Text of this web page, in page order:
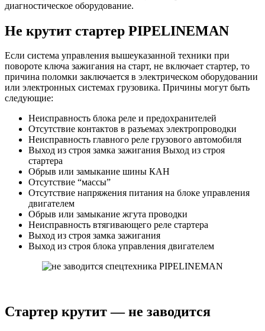
диагностическое оборудование.
Не крутит стартер PIPELINEMAN
Если система управления вышеуказанной техники при
повороте ключа зажигания на старт, не включает стартер, то
причина поломки заключается в электрическом оборудовании
или электронных системах грузовика. Причины могут быть
следующие:
Неисправность блока реле и предохранителей
Отсутствие контактов в разъемах электропроводки
Неисправность главного реле грузового автомобиля
Выход из строя замка зажигания Выход из строя
стартера
Обрыв или замыкание шины КАН
Отсутствие “массы”
Отсутствие напряжения питания на блоке управления
двигателем
Обрыв или замыкание жгута проводки
Неисправность втягивающего реле стартера
Выход из строя замка зажигания
Выход из строя блока управления двигателем
Стартер крутит — не заводится